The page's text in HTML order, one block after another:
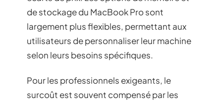
de stockage du MacBook Pro sont
largement plus flexibles, permettant aux
utilisateurs de personnaliser leur machine
selon leurs besoins spécifiques.
Pour les professionnels exigeants, le
surcoût est souvent compensé par les